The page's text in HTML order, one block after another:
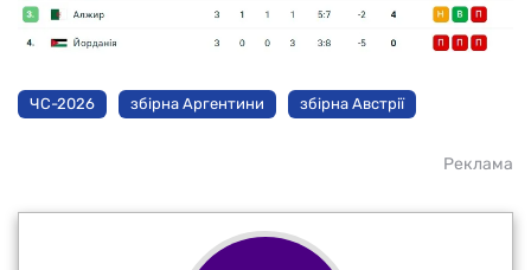
ЧС-2026 збірна Аргентини збірна Австрії
Реклама